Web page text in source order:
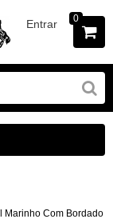
Entrar 0
Marinho Com Bordado